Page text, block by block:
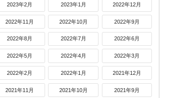
2023年2月 2023年1月 2022年12月
2022年11月 2022年10月 2022年9月
2022年8月 2022年7月 2022年6月
2022年5月 2022年4月 2022年3月
2022年2月 2022年1月 2021年12月
2021年11月 2021年10月 2021年9月